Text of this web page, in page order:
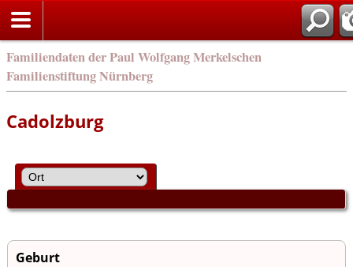
Familiendaten der Paul Wolfgang Merkelschen
Familienstiftung Nürnberg
Cadolzburg
Geburt